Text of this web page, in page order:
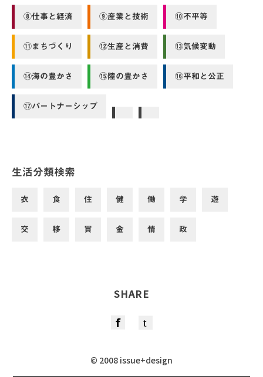
⑧仕事と経済 ⑨産業と技術 ⑩不平等
⑪まちづくり ⑫生産と消費 ⑬気候変動
⑭海の豊かさ ⑮陸の豊かさ ⑯平和と公正
⑰パートナーシップ
生活分類検索
衣 食 住 健 働 学 遊
交 移 買 金 情 政
SHARE
© 2008 issue+design